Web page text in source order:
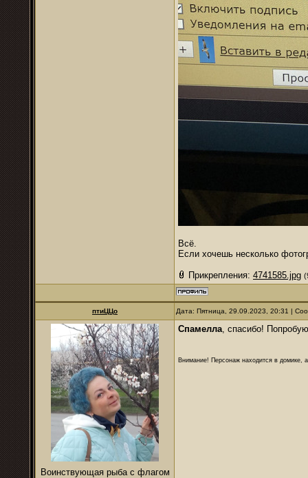
Всё.
Если хочешь несколько
Прикрепления: 4741585.jpg
птиЦЦо Дата: Пятница, 29.09.2023, 20:31 |
Воинствующая рыба с флагом
Спамелла, спасибо!
Внимание! Персонаж находится в домике,